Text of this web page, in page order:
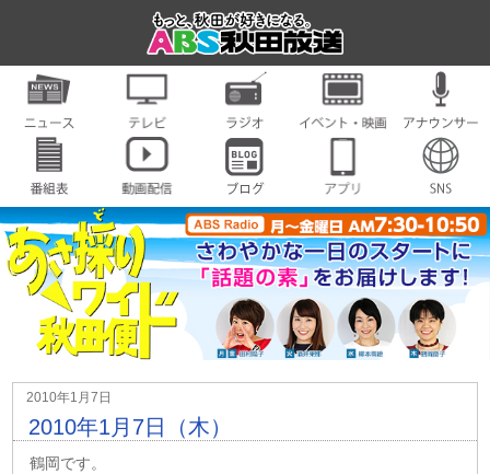
2010年1月7日
2010年1月7日（木）
鶴岡です。